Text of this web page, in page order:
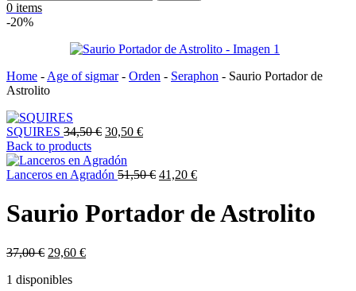
0 items
-20%
Home - Age of sigmar- Orden - Seraphon - Saurio Portador de
Astrolito
SQUIRES 34,50€ El
original
era:
30,50 €El
es:
Back to products
Lanceros en Agradón 51,50€ El
original
era:
41,20 €El
actual
es:
Saurio Portador de Astrolito
37,00€ El
original
29,60 €El
1 disponibles